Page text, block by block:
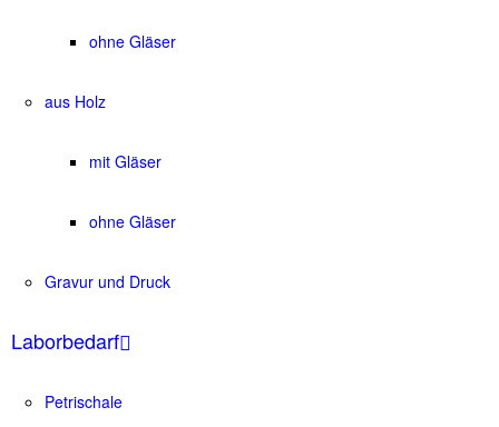
ohne Gläser
aus Holz
mit Gläser
ohne Gläser
Gravur und Druck
Laborbedarf
Petrischale